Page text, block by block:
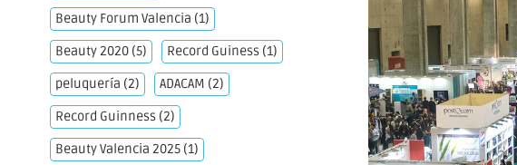
Beauty Forum Valencia (1)
Beauty 2020 (5) Record Guiness (1)
peluquería (2) ADACAM (2)
Record Guinness (2)
Beauty Valencia 2025 (1)